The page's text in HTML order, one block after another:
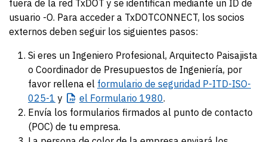
fuera de la red TxDOT y se identifican mediante un ID de
usuario -O. Para acceder a TxDOTCONNECT, los socios
externos deben seguir los siguientes pasos:
Si eres un Ingeniero Profesional, Arquitecto Paisajista
o Coordinador de Presupuestos de Ingeniería, por
favor rellena el formulario de seguridad P-ITD-ISO-
025-1 y el Formulario 1980.
Envía los formularios firmados al punto de contacto
(POC) de tu empresa.